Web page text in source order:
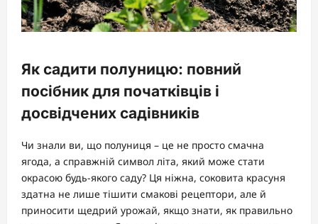
Як садити полуницю: повний
посібник для початківців і
досвідчених садівників
Чи знали ви, що полуниця – це не просто смачна
ягода, а справжній символ літа, який може стати
окрасою будь-якого саду? Ця ніжна, соковита красуня
здатна не лише тішити смакові рецептори, але й
приносити щедрий урожай, якщо знати, як правильно